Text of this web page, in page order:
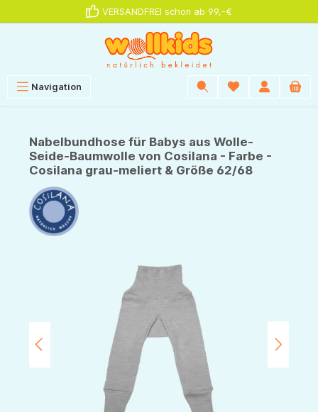
VERSANDFREI schon ab 99,-€
Navigation
Nabelbundhose für Babys aus Wolle-
Seide-Baumwolle von Cosilana - Farbe -
Cosilana grau-meliert & Größe 62/68
Bildergalerie überspringen